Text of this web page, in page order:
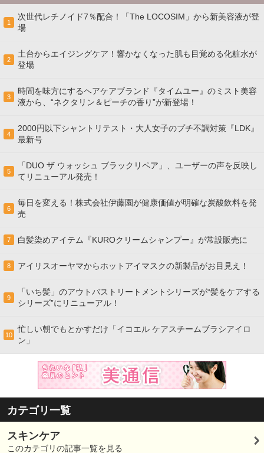
1
次世代レチノイド7％配合！「The LOCOSIM」から新美容液が登
場
2
土台からエイジングケア！響かなくなった肌も目覚める化粧水が
登場
3
時間を味方にするヘアケアブランド『タイムユー』のミスト美容
液から、“ネクタリン＆ピーチの香り”が新登場！
4
2000円以下シャントリテスト・大人女子のプチ不調対策『LDK』
最新号
5
「DUO ザ ウォッシュ ブラックリペア」、ユーザーの声を反映し
てリニューアル発売！
6
毎日を変える！株式会社伊藤園が健康価値が明確な炭酸飲料を発
売
7 白髪染めアイテム『KUROクリームシャンプー』が常設販売に
8 アイリスオーヤマからホットアイマスクの新製品がお目見え！
9
「いち髪」のアウトバストリートメントシリーズが“髪をケアする
シリーズ”にリニューアル！
10
忙しい朝でもとかすだけ「イコエル ケアスチームブラシアイロ
ン」
カテゴリ一覧
スキンケア
このカテゴリの記事一覧を見る